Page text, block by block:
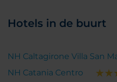
Hotels in de buurt
NH Caltagirone Villa San
NH Catania Centro